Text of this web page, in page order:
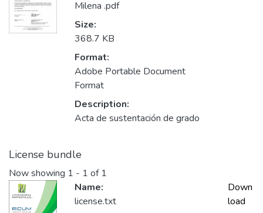
Milena .pdf
Size:
368.7 KB
Format:
Adobe Portable Document
Format
Description:
Acta de sustentación de grado
License bundle
Now showing 1 - 1 of 1
Name:
license.txt
Down
load